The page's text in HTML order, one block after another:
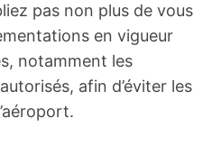
pas non plus de vous
en vigueur
notamment les
afin d’éviter les